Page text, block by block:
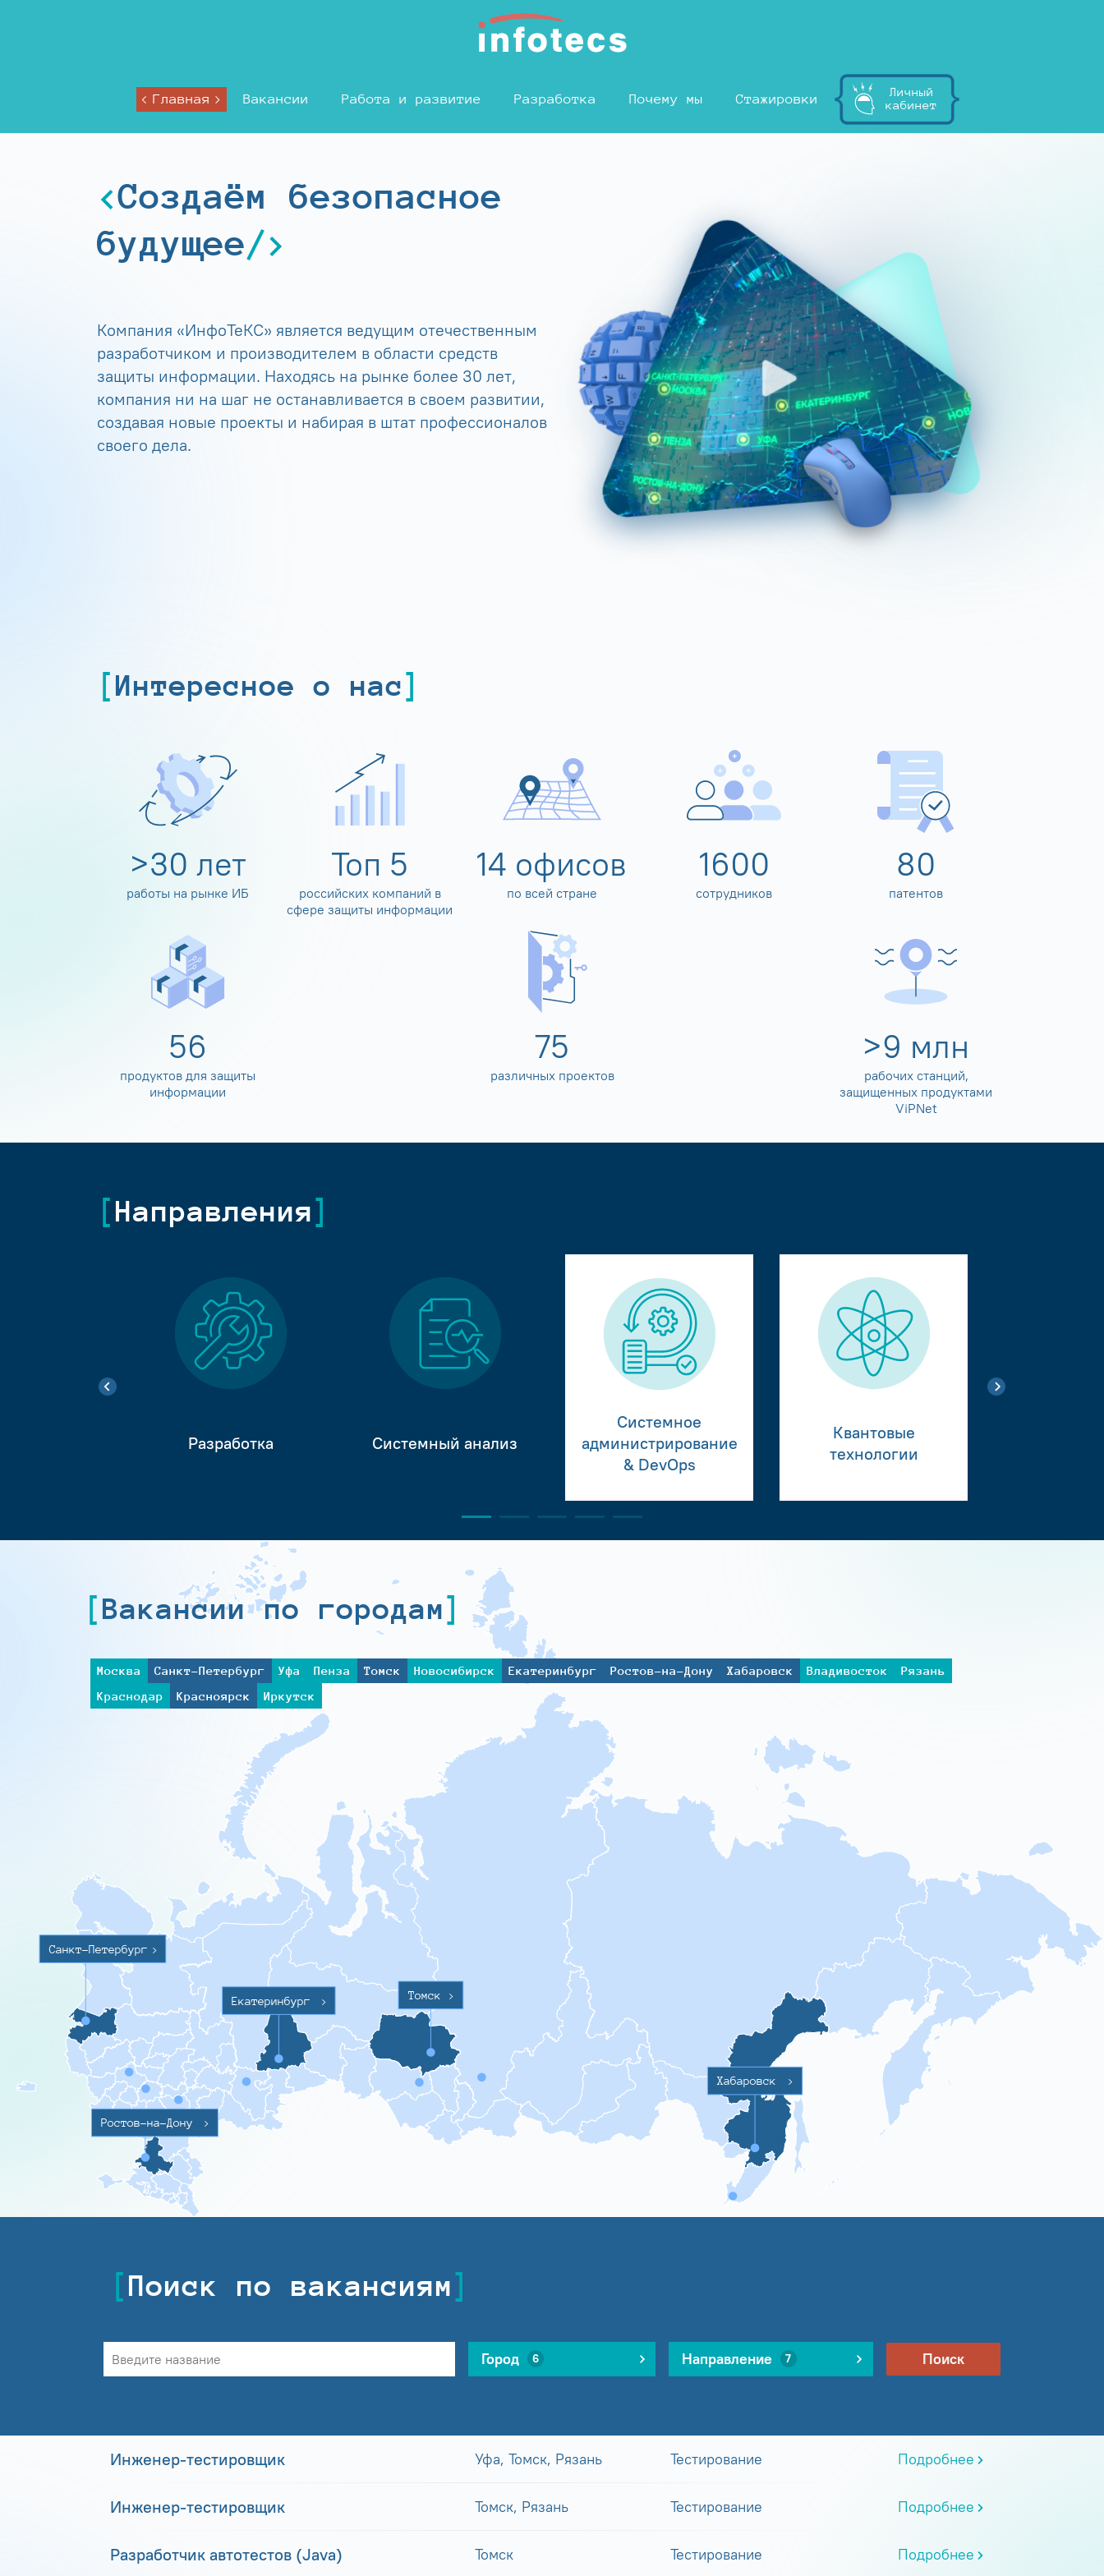
Главная Вакансии Работа и развитие Разработка Почему мы Стажировки
Личный
кабинет
Создаём безопасное
будущее
Компания «ИнфоТеКС» является ведущим отечественным
разработчиком и производителем в области средств
защиты информации. Находясь на рынке более 30 лет,
компания ни на шаг не останавливается в своем развитии,
создавая новые проекты и набирая в штат профессионалов
своего дела.
Интересное о нас
>30 лет
работы на рынке ИБ
Топ 5
российских компаний в
сфере защиты информации
14 офисов
по всей стране
1600
сотрудников
80
патентов
60
продуктов для защиты
информации
80
различных проектов
>10 млн
рабочих станций,
защищенных продуктами
ViPNet
Направления
Разработка Системный анализ
Системное
администрирование
& DevOps
Квантовые
технологии
Вакансии по городам
Москва Санкт-Петербург Уфа Пенза Томск Новосибирск Екатеринбург Ростов-на-Дону Хабаровск Владивосток
Рязань
Краснодар
Красноярск Иркутск
Санкт-Петербург >
Ростов-на-Дону >
Екатеринбург > Томск >
Хабаровск >
Поиск по вакансиям
Город 6 Направление 7 Поиск
Инженер-тестировщик Уфа, Томск, Рязань Тестирование Подробнее
Инженер-тестировщик Томск, Рязань Тестирование Подробнее
Разработчик автотестов (Java) Томск Тестирование Подробнее